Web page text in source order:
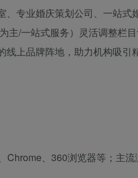
专业婚庆策划公司、一站式
/一站式服务）灵活调整栏
上品牌阵地，助力机构吸引
、360浏览器等；主流